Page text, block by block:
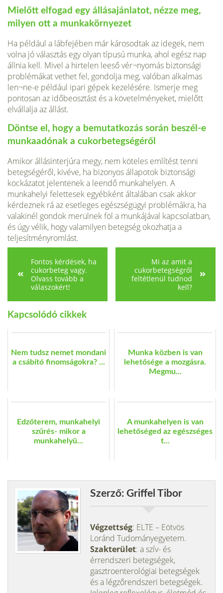
Mielőtt elfogad egy állásajánlatot, nézze meg,
milyen ott a munkakörnyezet
Ha például a lábfejében már károsodtak az idegek, nem
volna jó választás egy olyan típusú munka, ahol egész nap
állnia kell. Mivel a hirtelen leeső vér¬nyomás biztonsági
problémákat vethet fel, gondolja meg, valóban alkalmas
len¬ne-e például ipari gépek kezelésére. Ismerje meg
pontosan az időbeosztást és a követelményeket, mielőtt
elvállalja az állást.
Döntse el, hogy a bemutatkozás során beszél-e
munkaadónak a cukorbetegségéről
Amikor állásinterjúra megy, nem köteles említést tenni
betegségéről, kivéve, ha bizonyos állapotok biztonsági
kockázatot jelentenek a leendő munkahelyen. A
munkahelyi felettesek egyébként általában csak akkor
kérdeznek rá az esetleges egészségügyi problémákra, ha
valakinél gondok merülnek föl a munkájával kapcsolatban,
és úgy vélik, hogy valamilyen betegség okozhatja a
teljesítményromlást.
Fontos kérdések, ha
cukorbeteg vagy.
Olvass tovább a
válaszokért!
Mi az amit a
cukorbetegségről
feltétlenül tudnod
kell?
Kapcsolódó cikkek
Nem tudsz nemet mondani
a csábító finomságokra? ...
Munka közben is van
lehetősége a mozgásra.
Megmu...
Edzőterem, munkahelyi
szűrés- mikor a
munkahelyü...
A munkahelyen is van
lehetőséged az egészséges
t...
Szerző: Griffel Tibor
Végzettség: ELTE – Eötvös
Loránd Tudományegyetem.
Szakterület: a szív- és
érrendszeri betegségek,
gasztroenterológiai betegségek
és a légzőrendszeri betegségek.